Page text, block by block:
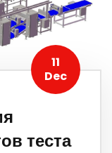
11
Dec
теста